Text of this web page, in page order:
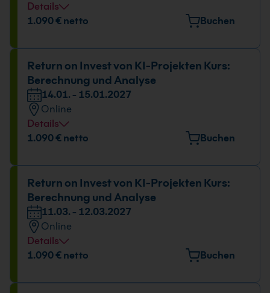
Details
1.090 € netto
Buchen
Return on Invest von KI-Projekten Kurs:
Berechnung und Analyse
14.01. - 15.01.2027
Online
Details
1.090 € netto
Buchen
Return on Invest von KI-Projekten Kurs:
Berechnung und Analyse
11.03. - 12.03.2027
Online
Details
1.090 € netto
Buchen